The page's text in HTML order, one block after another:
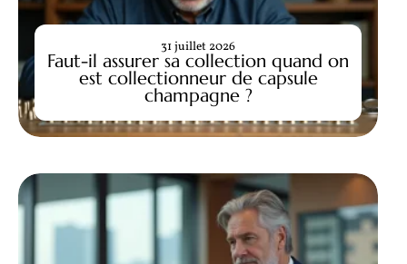
Faut-il assurer sa collection quand on
est collectionneur de capsule
champagne ?
31 juillet 2026